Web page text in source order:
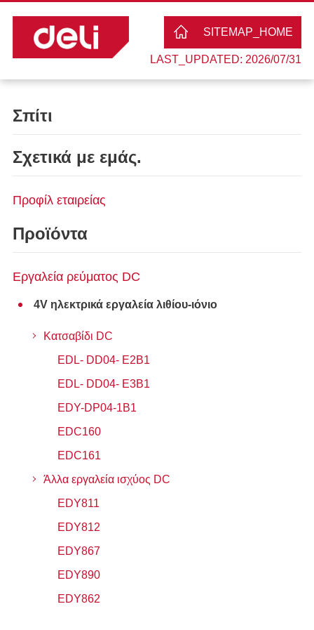
SITEMAP_HOME
LAST_UPDATED: 2026/07/31
Σπίτι
Σχετικά με εμάς.
Προφίλ εταιρείας
Προϊόντα
Εργαλεία ρεύματος DC
4V ηλεκτρικά εργαλεία λιθίου-ιόνιο
Κατσαβίδι DC
EDL- DD04- E2B1
EDL- DD04- E3B1
EDY-DP04-1B1
EDC160
EDC161
Άλλα εργαλεία ισχύος DC
EDY811
EDY812
EDY867
EDY890
EDY862